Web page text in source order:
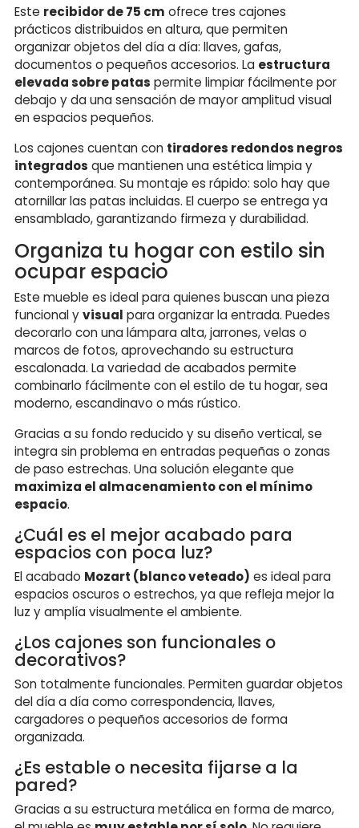
Este recibidor de 75 cm ofrece tres cajones
prácticos distribuidos en altura, que permiten
organizar objetos del día a día: llaves, gafas,
documentos o pequeños accesorios. La estructura
elevada sobre patas permite limpiar fácilmente por
debajo y da una sensación de mayor amplitud visual
en espacios pequeños.
Los cajones cuentan con tiradores redondos negros
integrados que mantienen una estética limpia y
contemporánea. Su montaje es rápido: solo hay que
atornillar las patas incluidas. El cuerpo se entrega ya
ensamblado, garantizando firmeza y durabilidad.
Organiza tu hogar con estilo sin
ocupar espacio
Este mueble es ideal para quienes buscan una pieza
funcional yvisual para organizar la entrada. Puedes
decorarlo con una lámpara alta, jarrones, velas o
marcos de fotos, aprovechando su estructura
escalonada. La variedad de acabados permite
combinarlo fácilmente con el estilo de tu hogar, sea
moderno, escandinavo o más rústico.
Gracias a su fondo reducido y su diseño vertical, se
integra sin problema en entradas pequeñas o zonas
de paso estrechas. Una solución elegante que
maximiza el almacenamiento con el mínimo
espacio.
¿Cuál es el mejor acabado para
espacios con poca luz?
El acabado Mozart (blanco veteado) es ideal para
espacios oscuros o estrechos, ya que refleja mejor la
luz y amplía visualmente el ambiente.
¿Los cajones son funcionales o
decorativos?
Son totalmente funcionales. Permiten guardar objetos
del día a día como correspondencia, llaves,
cargadores o pequeños accesorios de forma
organizada.
¿Es estable o necesita fijarse a la
pared?
Gracias a su estructura metálica en forma de marco,